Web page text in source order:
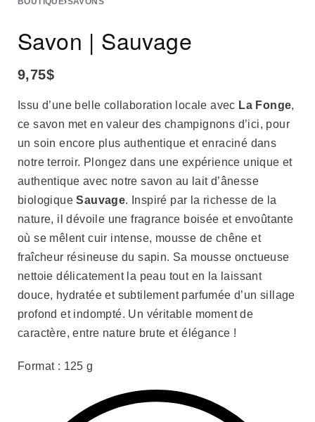
Savon | Sauvage
9,75$
Issu d’une belle collaboration locale avec La Fonge,
ce savon met en valeur des champignons d’ici, pour
un soin encore plus authentique et enraciné dans
notre terroir. Plongez dans une expérience unique et
authentique avec notre savon au lait d’ânesse
biologiqueSauvage. Inspiré par la richesse de la
nature, il dévoile une fragrance boisée et envoûtante
où se mêlent cuir intense, mousse de chêne et
fraîcheur résineuse du sapin. Sa mousse onctueuse
nettoie délicatement la peau tout en la laissant
douce, hydratée et subtilement parfumée d’un sillage
profond et indompté. Un véritable moment de
caractère, entre nature brute et élégance !
Format : 125 g